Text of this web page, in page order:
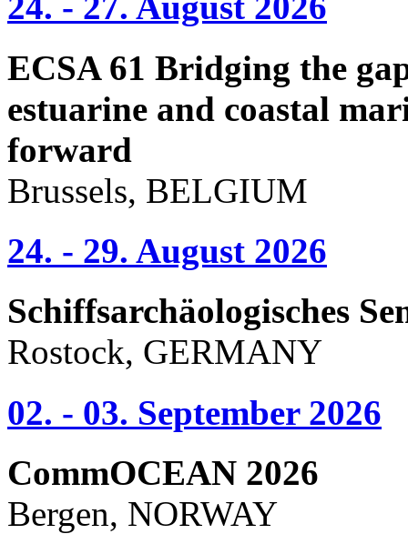
ECSA 61 Bridging the
estuarine and coastal
forward
Brussels, BELGIUM
24. - 29. August 2026
Schiffsarchäologisches
Rostock, GERMANY
02. - 03. September 2026
CommOCEAN 2026
Bergen, NORWAY